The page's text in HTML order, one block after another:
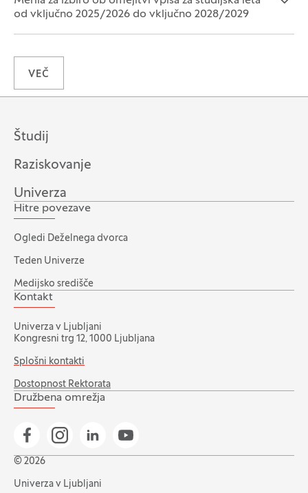
od vključno 2025/2026 do vključno 2028/2029
VEČ
Študij
Raziskovanje
Univerza
Hitre povezave
Ogledi Deželnega dvorca
Teden Univerze
Medijsko središče
Kontakt
Univerza v Ljubljani
Kongresni trg 12, 1000 Ljubljana
Splošni kontakti
Dostopnost Rektorata
Družbena omrežja
Pojdi na našo Facebook stran
Pojdi na našo Instagram stran
Pojdi na Linkedin stran
Pojdi na YouTube stran
© 2026
Univerza v Ljubljani